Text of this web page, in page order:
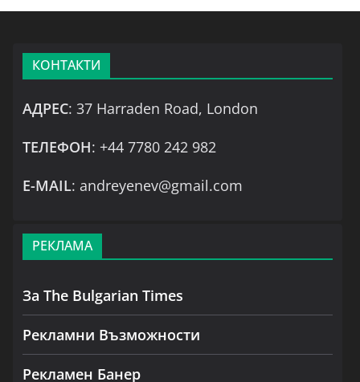
КОНТАКТИ
АДРЕС: 37 Harraden Road, London
ТЕЛЕФОН: +44 7780 242 982
Е-MAIL: andreyenev@gmail.com
РЕКЛАМА
За The Bulgarian Times
Рекламни Възможности
Рекламен Банер